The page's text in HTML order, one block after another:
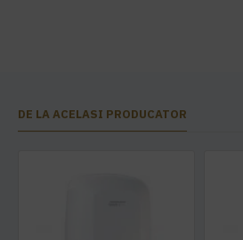
DE LA ACELASI PRODUCATOR